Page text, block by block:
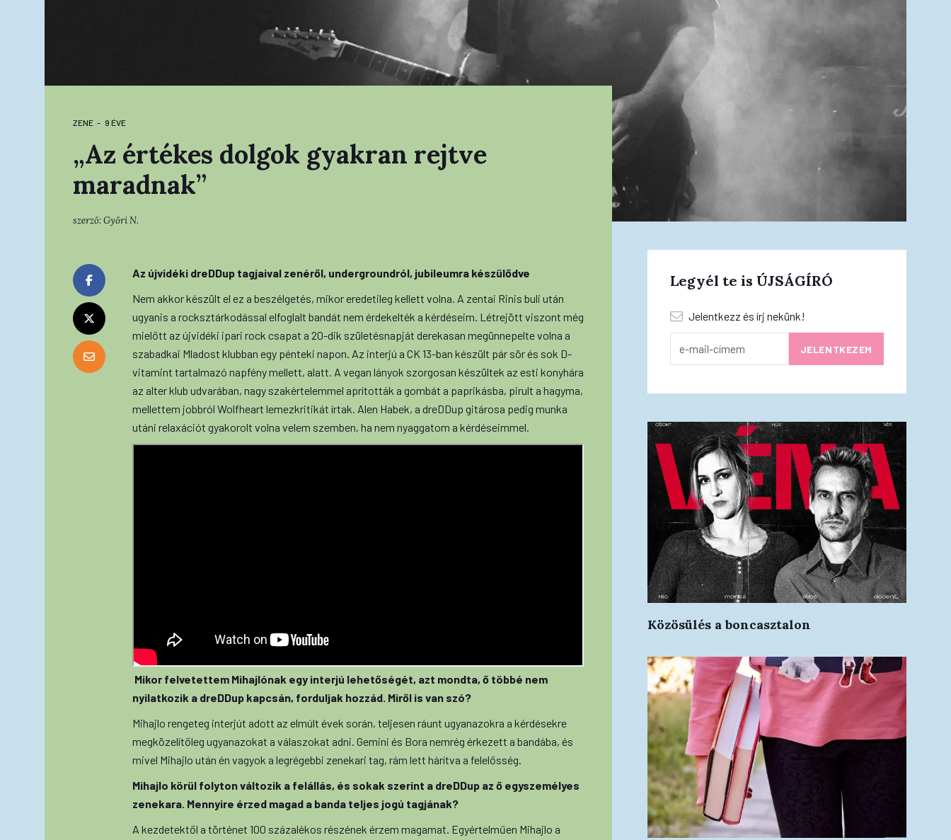
ZENE 9 ÉVE
„Az értékes dolgok gyakran rejtve
maradnak”
szerző:Győri N.
Az újvidéki dreDDup tagjaival zenéről, undergroundról, jubileumra készülődve
Nem akkor készült el ez a beszélgetés, mikor eredetileg kellett volna. A zentai Rinis buli után
ugyanis a rocksztárkodással elfoglalt bandát nem érdekelték a kérdéseim. Létrejött viszont még
mielőtt az újvidéki ipari rock csapat a 20-dik születésnapját derekasan megünnepelte volna a
szabadkai Mladost klubban egy pénteki napon. Az interjú a CK 13-ban készült pár sör és sok D-
vitamint tartalmazó napfény mellett, alatt. A vegan lányok szorgosan készültek az esti konyhára
az alter klub udvarában, nagy szakértelemmel aprították a gombát a paprikásba, pirult a hagyma,
mellettem jobbról Wolfheart lemezkritikát írtak. Alen Habek, a dreDDup gitárosa pedig munka
utáni relaxációt gyakorolt volna velem szemben, ha nem nyaggatom a kérdéseimmel.
Mikor felvetettem Mihajlónak egy interjú lehetőségét, azt mondta, ő többé nem
nyilatkozik a dreDDup kapcsán, forduljak hozzád. Miről is van szó?
Mihajlo rengeteg interjút adott az elmúlt évek során, teljesen ráunt ugyanazokra a kérdésekre
megközelítőleg ugyanazokat a válaszokat adni. Gemini és Bora nemrég érkezett a bandába, és
mivel Mihajlo után én vagyok a legrégebbi zenekari tag, rám lett hárítva a felelősség.
Mihajlo körül folyton változik a felállás, és sokak szerint a dreDDup az ő egyszemélyes
zenekara. Mennyire érzed magad a banda teljes jogú tagjának?
A kezdetektől a történet 100 százalékos részének érzem magamat. Egyértelműen Mihajlo a
Legyél te is ÚJSÁGÍRÓ
Jelentkezz és írj nekünk!
Közösülés a boncasztalon